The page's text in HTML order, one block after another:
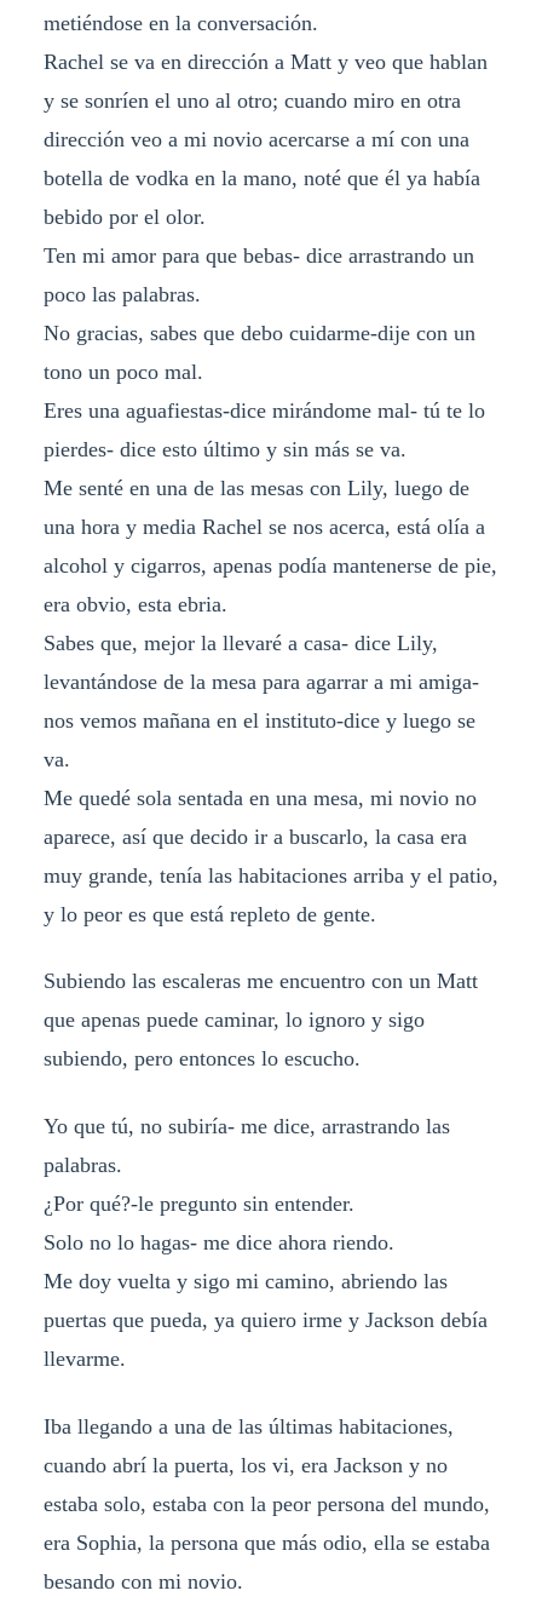
metiéndose en la conversación.
Rachel se va en dirección a Matt y veo que hablan
y se sonríen el uno al otro; cuando miro en otra
dirección veo a mi novio acercarse a mí con una
botella de vodka en la mano, noté que él ya había
bebido por el olor.
Ten mi amor para que bebas- dice arrastrando un
poco las palabras.
No gracias, sabes que debo cuidarme-dije con un
tono un poco mal.
Eres una aguafiestas-dice mirándome mal- tú te lo
pierdes- dice esto último y sin más se va.
Me senté en una de las mesas con Lily, luego de
una hora y media Rachel se nos acerca, está olía a
alcohol y cigarros, apenas podía mantenerse de pie,
era obvio, esta ebria.
Sabes que, mejor la llevaré a casa- dice Lily,
levantándose de la mesa para agarrar a mi amiga-
nos vemos mañana en el instituto-dice y luego se
va.
Me quedé sola sentada en una mesa, mi novio no
aparece, así que decido ir a buscarlo, la casa era
muy grande, tenía las habitaciones arriba y el patio,
y lo peor es que está repleto de gente.
Subiendo las escaleras me encuentro con un Matt
que apenas puede caminar, lo ignoro y sigo
subiendo, pero entonces lo escucho.
Yo que tú, no subiría- me dice, arrastrando las
palabras.
¿Por qué?-le pregunto sin entender.
Solo no lo hagas- me dice ahora riendo.
Me doy vuelta y sigo mi camino, abriendo las
puertas que pueda, ya quiero irme y Jackson debía
llevarme.
Iba llegando a una de las últimas habitaciones,
cuando abrí la puerta, los vi, era Jackson y no
estaba solo, estaba con la peor persona del mundo,
era Sophia, la persona que más odio, ella se estaba
besando con mi novio.